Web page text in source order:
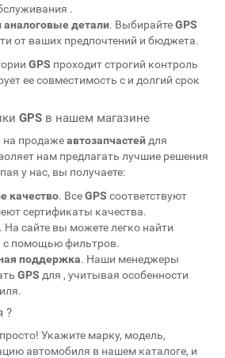
.
детали. ВыбирайтеGPS
от ваших предпочтений и бюджета.
GPS проходит строгий контроль
ее совместимость с и долгий срок
GPS в нашем магазине
на продажеавтозапчастей для
нам предлагать лучшие решения
у нас, вы получаете:
качество. ВсеGPS соответствуют
сертификаты качества.
. На сайте вы можете легко найти
с помощью фильтров.
поддержка. Наши менеджеры
GPS для , учитывая особенности
?
Укажите марку, модель,
автомобиля в нашем каталоге, и